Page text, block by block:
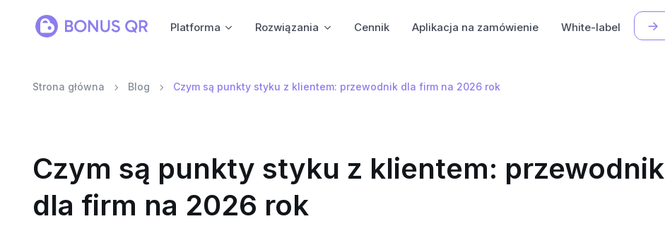
Platforma Rozwiązania Cennik Aplikacja na zamówienie White-label
Strona główna Blog Czym są punkty styku z klientem: przewodnik dla firm na 2026 rok
Czym są punkty styku z klientem: przewodnik
dla firm na 2026 rok